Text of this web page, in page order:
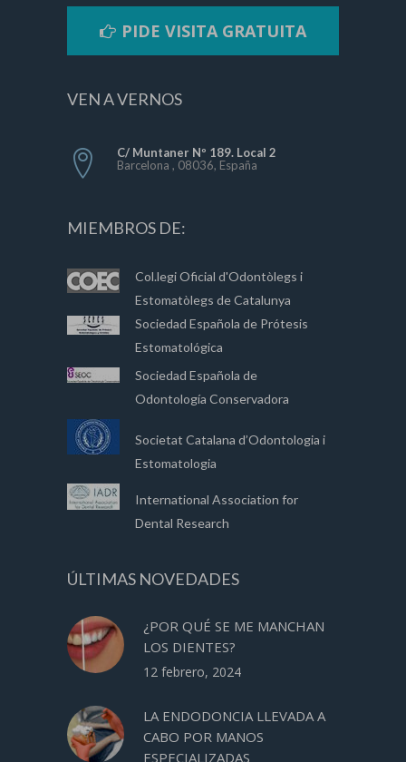
PIDE VISITA GRATUITA
VEN A VERNOS
C/ Muntaner Nº 189. Local 2
Barcelona , 08036, España
MIEMBROS DE:
Col.legi Oficial d'Odontòlegs i
Estomatòlegs de Catalunya
Sociedad Española de Prótesis
Estomatológica
Sociedad Española de
Odontología Conservadora
Societat Catalana d’Odontologia i
Estomatologia
International Association for
Dental Research
ÚLTIMAS NOVEDADES
¿POR QUÉ SE ME MANCHAN
LOS DIENTES?
12 febrero, 2024
LA ENDODONCIA LLEVADA A
CABO POR MANOS
ESPECIALIZADAS